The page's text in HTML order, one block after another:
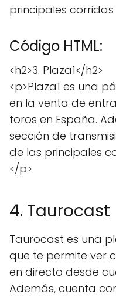
principales
Código HTML:
<h2>3. Plaza1</h2>
<p>Plaza1 es una
en la venta de
toros en España.
sección de
de las principales
</p>
4. Taurocast
Taurocast es una
que te permite ver
en directo desde
Además, cuenta